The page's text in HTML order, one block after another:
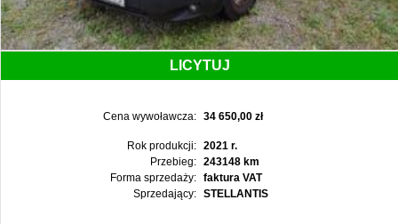
LICYTUJ
Cena wywoławcza: 34 650,00 zł
Rok produkcji:
2021 r.
Przebieg:
243148 km
Forma sprzedaży:
faktura VAT
Sprzedający:
STELLANTIS